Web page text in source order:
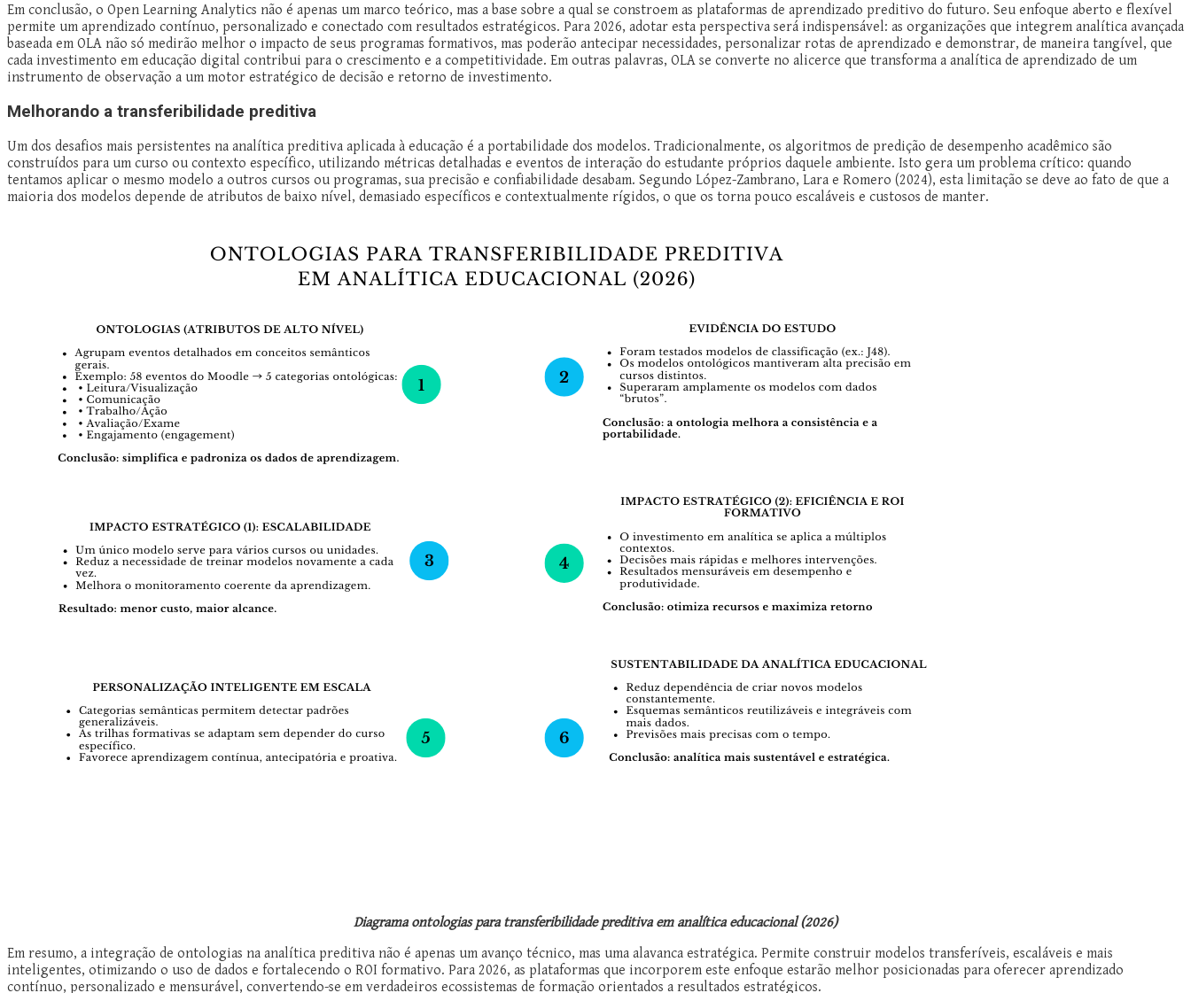
Em conclusão, o Open Learning Analytics não é apenas um marco teórico, mas a base sobre a qual se constroem as plataformas de aprendizado preditivo do futuro. Seu enfoque aberto e flexível
permite um aprendizado contínuo, personalizado e conectado com resultados estratégicos. Para 2026, adotar esta perspectiva será indispensável: as organizações que integrem analítica avançada
baseada em OLA não só medirão melhor o impacto de seus programas formativos, mas poderão antecipar necessidades, personalizar rotas de aprendizado e demonstrar, de maneira tangível, que
cada investimento em educação digital contribui para o crescimento e a competitividade. Em outras palavras, OLA se converte no alicerce que transforma a analítica de aprendizado de um
instrumento de observação a um motor estratégico de decisão e retorno de investimento.
Melhorando a transferibilidade preditiva
Um dos desafios mais persistentes na analítica preditiva aplicada à educação é a portabilidade dos modelos. Tradicionalmente, os algoritmos de predição de desempenho acadêmico são
construídos para um curso ou contexto específico, utilizando métricas detalhadas e eventos de interação do estudante próprios daquele ambiente. Isto gera um problema crítico: quando
tentamos aplicar o mesmo modelo a outros cursos ou programas, sua precisão e confiabilidade desabam. Segundo López-Zambrano, Lara e Romero (2024), esta limitação se deve ao fato de que a
maioria dos modelos depende de atributos de baixo nível, demasiado específicos e contextualmente rígidos, o que os torna pouco escaláveis e custosos de manter.
Diagrama ontologias para transferibilidade preditiva em analítica educacional (2026)
Em resumo, a integração de ontologias na analítica preditiva não é apenas um avanço técnico, mas uma alavanca estratégica. Permite construir modelos transferíveis, escaláveis e mais
inteligentes, otimizando o uso de dados e fortalecendo o ROI formativo. Para 2026, as plataformas que incorporem este enfoque estarão melhor posicionadas para oferecer aprendizado
contínuo, personalizado e mensurável, convertendo-se em verdadeiros ecossistemas de formação orientados a resultados estratégicos.